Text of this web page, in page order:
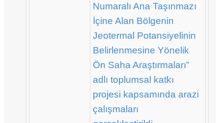
Numaralı Ana Taşınmazı
İçine Alan Bölgenin
Jeotermal Potansiyelinin
Belirlenmesine Yönelik
Ön Saha Araştırmaları”
adlı toplumsal katkı
projesi kapsamında arazi
çalışmaları